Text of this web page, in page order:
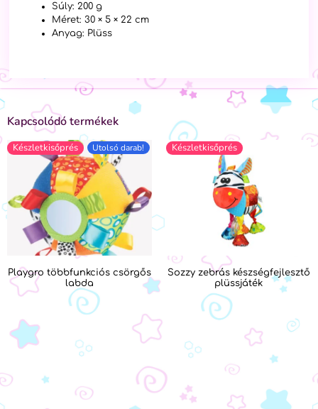
Súly: 200 g
Méret: 30 × 5 × 22 cm
Anyag: Plüss
Kapcsolódó termékek
Készletkisőprés Utolsó darab!
Playgro többfunkciós csörgős
labda
Készletkisőprés
Sozzy zebrás készségfejlesztő
plüssjáték